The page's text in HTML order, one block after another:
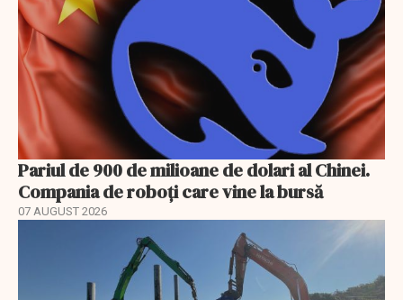
Pariul de 900 de milioane de dolari al Chinei.
Compania de roboți care vine la bursă
07 AUGUST 2026